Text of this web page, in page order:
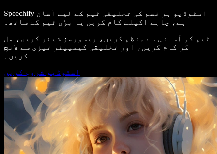
Speechify اسٹوڈیو ہر قسم کی تخلیقی ٹیم کے لیے آسان
ہے، چاہے اکیلے کام کریں یا بڑی ٹیم کے ساتھ۔
ٹیم کو آسانی سے منظم کریں، ریسورسز شیئر کریں، مل
کر کام کریں، اور تخلیقی کیمپینز تیزی سے لانچ
کریں۔
اسٹوڈیو شروع کریں